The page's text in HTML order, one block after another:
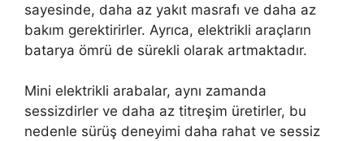
sayesinde, daha az yakıt masrafı ve daha az
bakım gerektirirler. Ayrıca, elektrikli araçların
batarya ömrü de sürekli olarak artmaktadır.
Mini elektrikli arabalar, aynı zamanda
sessizdirler ve daha az titreşim üretirler, bu
nedenle sürüş deneyimi daha rahat ve sessiz